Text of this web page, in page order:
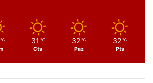
℃ 31 ℃
Cts
32 ℃
Paz
32 ℃
Pts